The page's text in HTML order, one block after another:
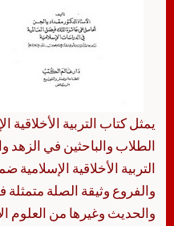
يمثل كتاب التربية
الطلاب والباحثين في الزهد
التربية الأخلاقية
والفروع وثيقة الصلة
والحديث وغيرها من العلوم